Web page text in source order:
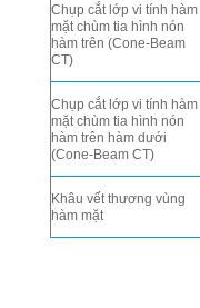
Chụp cắt lớp vi tính hàm
mặt chùm tia hình nón
hàm trên (Cone-Beam
CT)
Chụp cắt lớp vi tính hàm
mặt chùm tia hình nón
hàm trên hàm dưới
(Cone-Beam CT)
Khâu vết thương vùng
hàm mặt